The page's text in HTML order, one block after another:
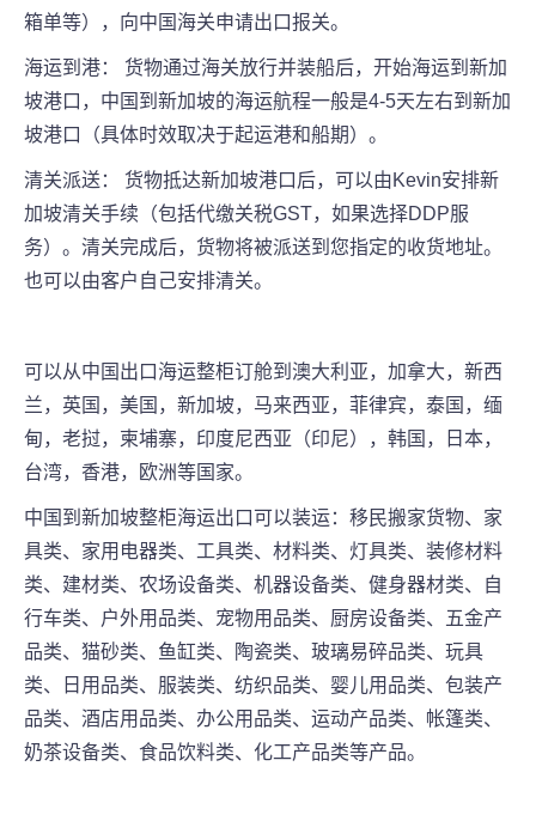
箱单等），向中国海关申请出口报关。
海运到港： 货物通过海关放行并装船后，开始海运到新加
坡港口，中国到新加坡的海运航程一般是4-5天左右到新加
坡港口（具体时效取决于起运港和船期）。
清关派送： 货物抵达新加坡港口后，可以由Kevin安排新
加坡清关手续（包括代缴关税GST，如果选择DDP服
务）。清关完成后，货物将被派送到您指定的收货地址。
也可以由客户自己安排清关。
可以从中国出口海运整柜订舱到澳大利亚，加拿大，新西
兰，英国，美国，新加坡，马来西亚，菲律宾，泰国，缅
甸，老挝，柬埔寨，印度尼西亚（印尼），韩国，日本，
台湾，香港，欧洲等国家。
中国到新加坡整柜海运出口可以装运：移民搬家货物、家
具类、家用电器类、工具类、材料类、灯具类、装修材料
类、建材类、农场设备类、机器设备类、健身器材类、自
行车类、户外用品类、宠物用品类、厨房设备类、五金产
品类、猫砂类、鱼缸类、陶瓷类、玻璃易碎品类、玩具
类、日用品类、服装类、纺织品类、婴儿用品类、包装产
品类、酒店用品类、办公用品类、运动产品类、帐篷类、
奶茶设备类、食品饮料类、化工产品类等产品。